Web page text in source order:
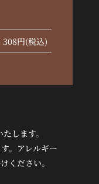
308円(税込)
します。
。アレルギー
ください。